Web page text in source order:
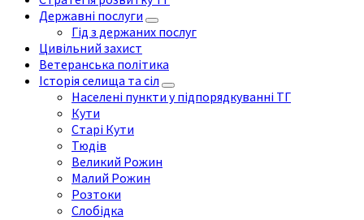
Державні послуги
Гід з держаних послуг
Цивільний захист
Ветеранська політика
Історія селища та сіл
Населені пункти у підпорядкуванні ТГ
Кути
Старі Кути
Тюдів
Великий Рожин
Малий Рожин
Розтоки
Слобідка